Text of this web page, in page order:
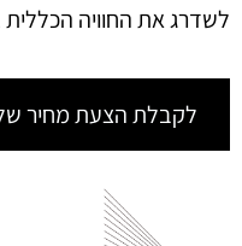
לשדרג את החוויה
לקבלת הצעת מחיר